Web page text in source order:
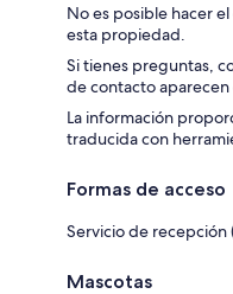
No es posible hacer
esta propiedad.
Si tienes preguntas,
de contacto
La información
traducida con
Formas de acceso
Servicio de recepción
Mascotas